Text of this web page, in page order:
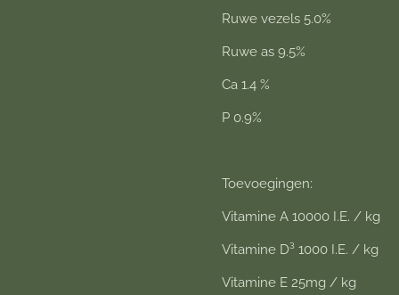
Ruwe vezels 5.0%
Ruwe as 9.5%
Ca 1.4 %
P 0.9%
Toevoegingen:
Vitamine A 10000 I.E. / kg
Vitamine D³ 1000 I.E. / kg
Vitamine E 25mg / kg